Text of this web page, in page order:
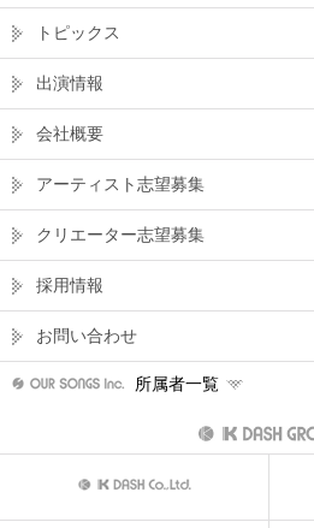
トピックス
出演情報
会社概要
アーティスト志望募集
クリエーター志望募集
採用情報
お問い合わせ
所属者一覧